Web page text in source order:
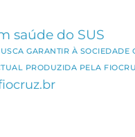
saúde do SUS
GARANTIR À SOCIEDADE
PRODUZIDA PELA